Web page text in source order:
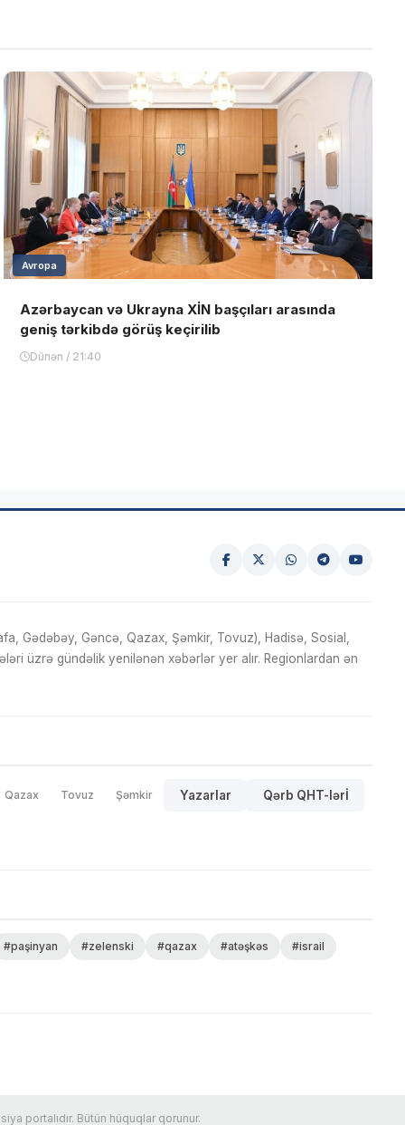
Avropa
Azərbaycan və Ukrayna XİN başçıları arasında
geniş tərkibdə görüş keçirilib
Dünən / 21:40
Gədəbəy, Gəncə, Qazax, Şəmkir, Tovuz), Hadisə, Sosial,
üzrə gündəlik yenilənən xəbərlər yer alır. Regionlardan ən
Qazax Tovuz Şəmkir Yazarlar Qərb QHT-lərİ
#paşinyan #zelenski #qazax #atəşkəs
#israil
portalıdır. Bütün hüquqlar qorunur.